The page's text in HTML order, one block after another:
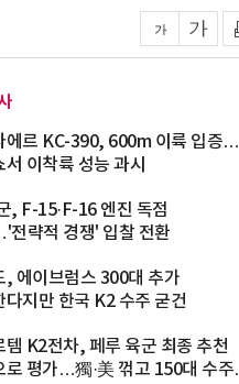
에르 KC-390, 600m 이륙 입증…
서 이착륙 성능 과시
, F-15·F-16 엔진 독점
전략적 경쟁' 입찰 전환
, 에이브럼스 300대 추가
다지만 한국 K2 수주 굳건
템 K2전차, 페루 육군 최종 추천
로 평가…獨·美 꺾고 150대 수주